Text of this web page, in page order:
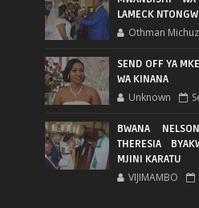
LAMECK
Othman
SEND OFF YA
WA KINANA
Unknown
BWANA
THERESIA
MJINI KARATU
VIJIMAMBO